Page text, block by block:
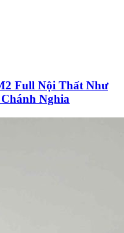
Full Nội Thất Như
Nghia